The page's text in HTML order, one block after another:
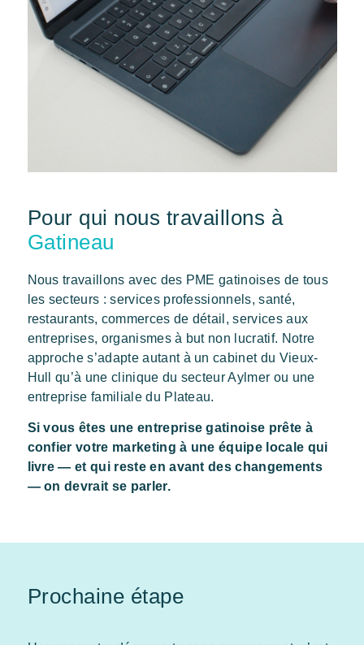
Pour qui nous travaillons à
Gatineau
Nous travaillons avec des PME gatinoises de tous
les secteurs : services professionnels, santé,
restaurants, commerces de détail, services aux
entreprises, organismes à but non lucratif. Notre
approche s’adapte autant à un cabinet du Vieux-
Hull qu’à une clinique du secteur Aylmer ou une
entreprise familiale du Plateau.
Si vous êtes une entreprise gatinoise prête à
confier votre marketing à une équipe locale qui
livre — et qui reste en avant des changements
— on devrait se parler.
Prochaine étape